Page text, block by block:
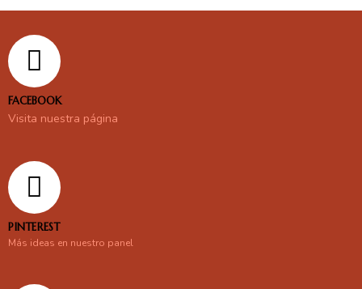
FACEBOOK
Visita nuestra página
PINTEREST
Más ideas en nuestro panel